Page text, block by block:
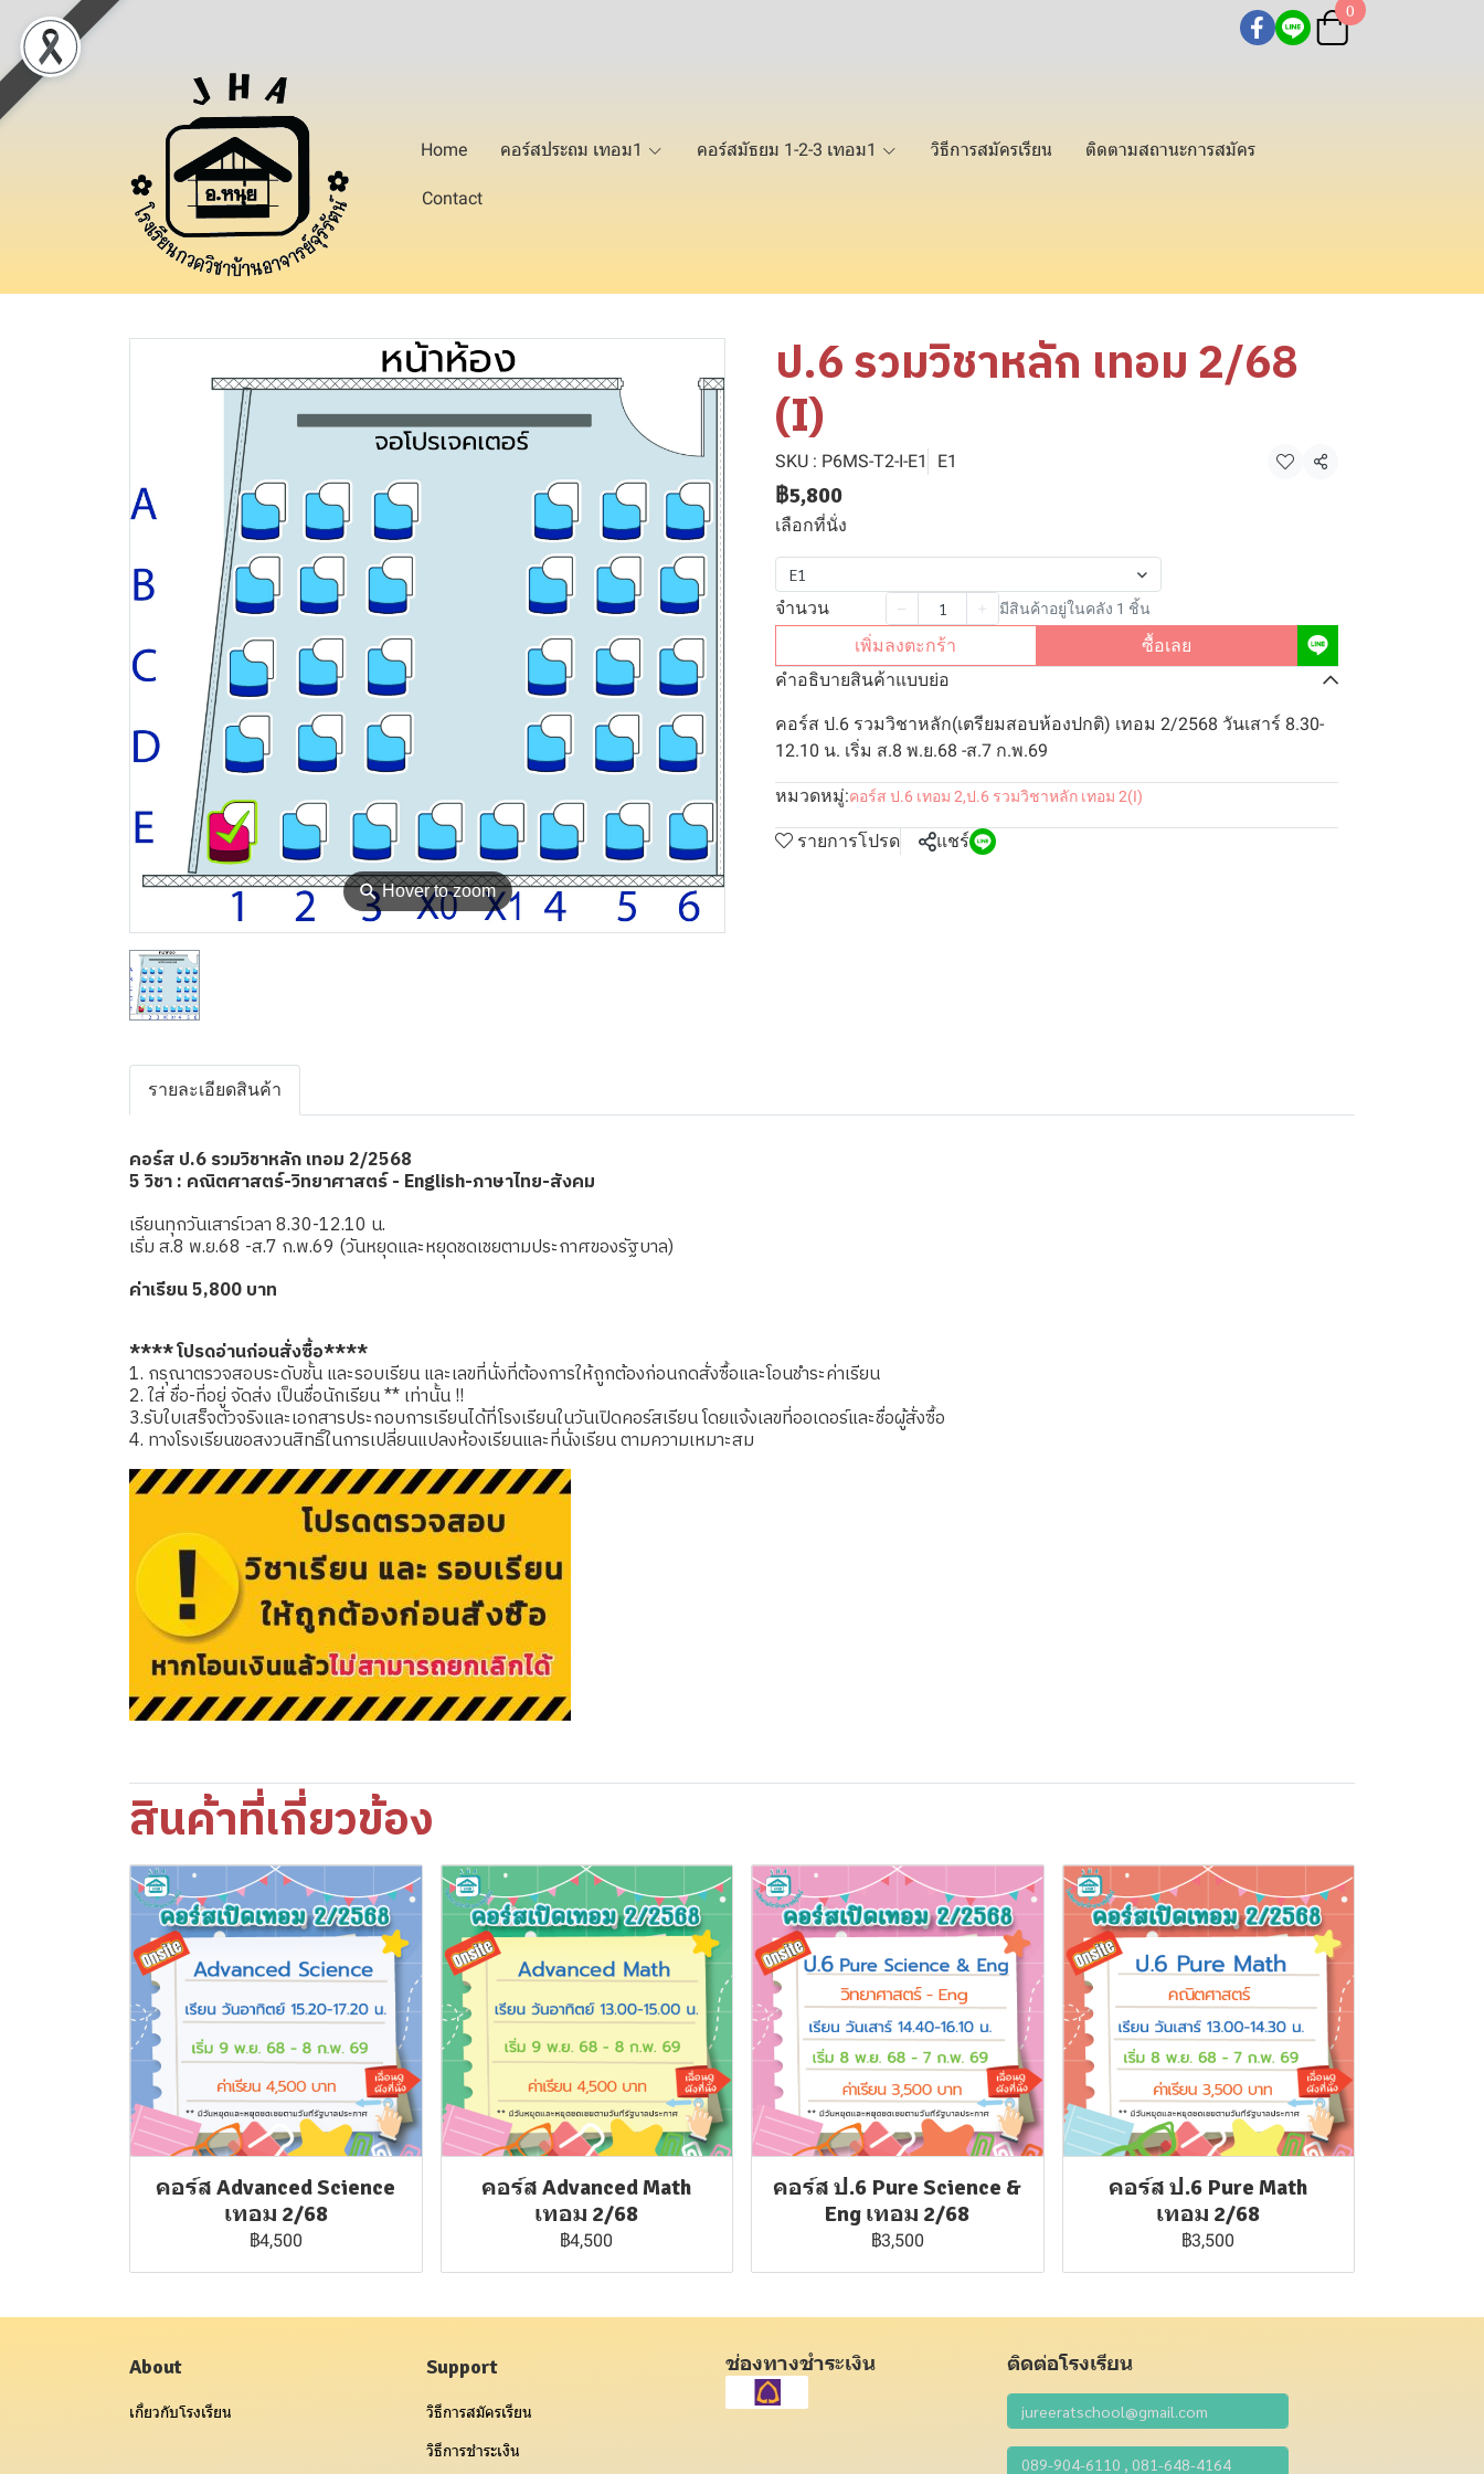
0
Home คอร์สประถม เทอม1 คอร์สมัธยม 1-2-3 เทอม1 วิธีการสมัครเรียน ติดตามสถานะการสมัคร
Contact
⚲Hover to zoom
ป.6 รวมวิชาหลัก เทอม 2/68
(I)
SKU : P6MS-T2-I-E1 E1 แชร์
฿5,800
เลือกที่นั่ง
E1
จำนวน มีสินค้าอยู่ในคลัง 1 ชิ้น
เพิ่มลงตะกร้า
ซื้อเลย
คำอธิบายสินค้าแบบย่อ
คอร์ส ป.6 รวมวิชาหลัก(เตรียมสอบห้องปกติ) เทอม 2/2568 วันเสาร์ 8.30-
12.10 น. เริ่ม ส.8 พ.ย.68 -ส.7 ก.พ.69
หมวดหมู่:คอร์ส ป.6 เทอม 2,ป.6 รวมวิชาหลัก เทอม 2(I)
รายการโปรด แชร์
รายละเอียดสินค้า
คอร์ส ป.6 รวมวิชาหลัก เทอม 2/2568
5 วิชา : คณิตศาสตร์-วิทยาศาสตร์ - English-ภาษาไทย-สังคม
เรียนทุกวันเสาร์เวลา 8.30-12.10 น.
เริ่ม ส.8 พ.ย.68 -ส.7 ก.พ.69 (วันหยุดและหยุดชดเชยตามประกาศของรัฐบาล)
ค่าเรียน 5,800 บาท
**** โปรดอ่านก่อนสั่งซื้อ****
1. กรุณาตรวจสอบระดับชั้น และรอบเรียน และเลขที่นั่งที่ต้องการให้ถูกต้องก่อนกดสั่งซื้อและโอนชำระค่าเรียน
2. ใส่ ชื่อ-ที่อยู่ จัดส่ง เป็นชื่อนักเรียน ** เท่านั้น !!
3.รับใบเสร็จตัวจริงและเอกสารประกอบการเรียนได้ที่โรงเรียนในวันเปิดคอร์สเรียน โดยแจ้งเลขที่ออเดอร์และชื่อผู้สั่งซื้อ
4. ทางโรงเรียนขอสงวนสิทธิ์ในการเปลี่ยนแปลงห้องเรียนและที่นั่งเรียน ตามความเหมาะสม
สินค้าที่เกี่ยวข้อง
คอร์ส Advanced Science
เทอม 2/68
฿4,500
คอร์ส Advanced Math
เทอม 2/68
฿4,500
คอร์ส ป.6 Pure Science &
Eng เทอม 2/68
฿3,500
คอร์ส ป.6 Pure Math
เทอม 2/68
฿3,500
About
เกี่ยวกับโรงเรียน
Support
วิธีการสมัครเรียน
วิธีการชำระเงิน
ช่องทางชำระเงิน ติดต่อโรงเรียน